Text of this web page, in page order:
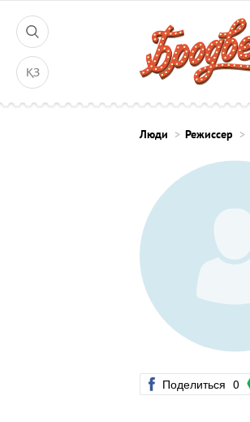
ҚЗ
Люди Режиссер
Поделиться 0